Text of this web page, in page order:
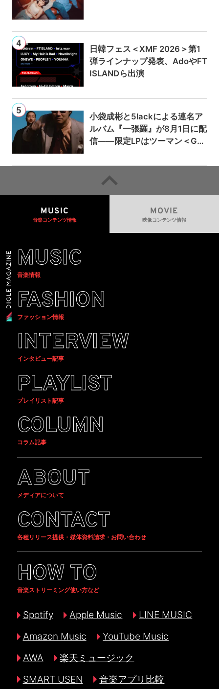
日韓フェス＜XMF 2026＞第1
弾ラインナップ発表、AdoやFT
ISLANDら出演
小袋成彬と5lackによる連名ア
ルバム『一張羅』が8月1日に配
信——限定LPはツーマン＜Gai
MUSIC
音楽コンテンツ情報
MOVIE
映像コンテンツ情報
MUSIC
音楽情報
FASHION
ファッション情報
INTERVIEW
インタビュー記事
PLAYLIST
プレイリスト記事
COLUMN
コラム記事
ABOUT
メディアについて
CONTACT
各種リリース提供・媒体資料請求・お問い合わせ
HOW TO
音楽ストリーミング使い方など
Spotify Apple Music
LINE MUSIC
Amazon Music
YouTube Music
AWA
楽天ミュージック
SMART USEN
音楽アプリ比較